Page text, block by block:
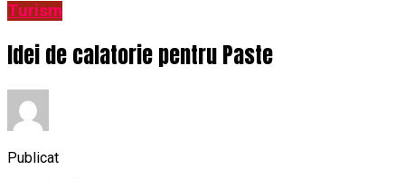
Turism
Idei de calatorie pentru Paste
Publicat